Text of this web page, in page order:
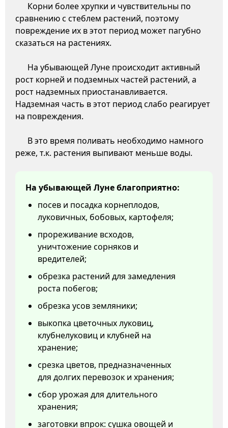
Корни более хрупки и чувствительны по
сравнению с стеблем растений, поэтому
повреждение их в этот период может пагубно
сказаться на растениях.
На убывающей Луне происходит активный
рост корней и подземных частей растений, а
рост надземных приостанавливается.
Надземная часть в этот период слабо реагирует
на повреждения.
В это время поливать необходимо намного
реже, т.к. растения выпивают меньше воды.
На убывающей Луне благоприятно:
посев и посадка корнеплодов,
луковичных, бобовых, картофеля;
прореживание всходов,
уничтожение сорняков и
вредителей;
обрезка растений для замедления
роста побегов;
обрезка усов земляники;
выкопка цветочных луковиц,
клубнелуковиц и клубней на
хранение;
срезка цветов, предназначенных
для долгих перевозок и хранения;
сбор урожая для длительного
хранения;
заготовки впрок: сушка овощей и